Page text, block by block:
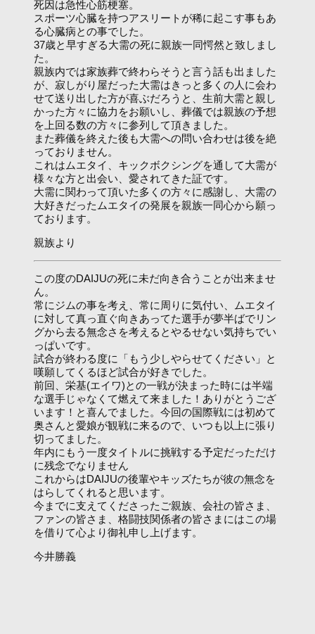
死因は急性心筋梗塞。
スポーツ心臓を持つアスリートが稀に起こす事もあ
る心臓病との事でした。
37歳と早すぎる大需の死に親族一同愕然と致しまし
た。
親族内では家族葬で終わらそうと言う話も出ました
が、寂しがり屋だった大需はきっと多くの人に会わ
せて送り出した方が喜ぶだろうと、生前大需と親し
かった方々に協力をお願いし、葬儀では親族の予想
を上回る数の方々に参列して頂きました。
また葬儀を終えた後も大需への問い合わせは後を絶
っておりません。
これはムエタイ、キックボクシングを通して大需が
様々な方と出会い、愛されてきた証です。
大需に関わって頂いた多くの方々に感謝し、大需の
大好きだったムエタイの発展を親族一同心から願っ
ております。
親族より
この度のDAIJUの死に未だ向き合うことが出来ませ
ん。
常にジムの事を考え、常に周りに気付い、ムエタイ
に対して真っ直ぐ向きあってた選手が夢半ばでリン
グから去る無念さを考えるとやるせない気持ちでい
っぱいです。
試合が終わる度に「もう少しやらせてください」と
嘆願してくるほど試合が好きでした。
前回、栄基(エイワ)との一戦が決まった時には半端
な選手じゃなくて燃えて来ました！ありがとうござ
います！と喜んでました。今回の国際戦には初めて
奥さんと愛娘が観戦に来るので、いつも以上に張り
切ってました。
年内にもう一度タイトルに挑戦する予定だっただけ
に残念でなりません
これからはDAIJUの後輩やキッズたちが彼の無念を
はらしてくれると思います。
今までに支えてくださったご親族、会社の皆さま、
ファンの皆さま、格闘技関係者の皆さまにはこの場
を借りて心より御礼申し上げます。
今井勝義